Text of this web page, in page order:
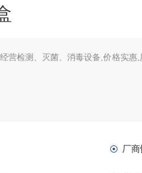
营检测、灭菌、消毒设备,价格实
厂商